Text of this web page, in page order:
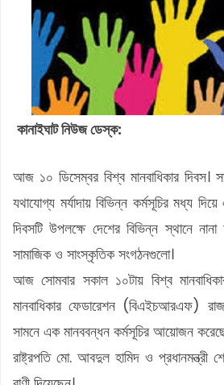
কানাইঘাট নিউজ ডেস্ক:
আজ ১০ ডিসেম্বর বিশ্ব মানবাধিকার দিবস।
যথাযোগ্য মর্যাদায় বিভিন্ন কর্মসূচির মধ্য
দিবসটি উপলক্ষে দেশের বিভিন্ন স্থানে
সামাজিক ও সাংস্কৃতিক সংগঠনগুলো।
আজ সোমবার সকাল ১০টায় বিশ্ব
মানবাধিকার ফেডারেশন (বিএইচআরএফ)
সামনে এক মানববন্ধন কর্মসূচির আয়োজন
রাষ্ট্রপতি মো. আবদুল হামিদ ও প্রধানমন্ত্রী